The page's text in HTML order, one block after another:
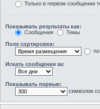
Только в первом сообщении
Показывать результаты как:
Сообщения
Темы
Поле сортировки:
Искать сообщения за:
Показывать первые:
символов